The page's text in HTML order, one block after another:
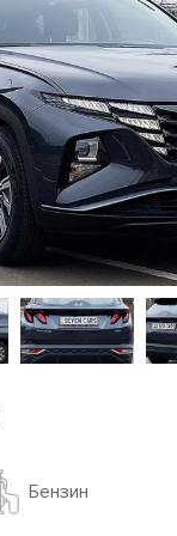
Бензин